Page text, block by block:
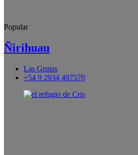
Popular
Ñirihuau
Las Grutas
+54 9 2934 497570